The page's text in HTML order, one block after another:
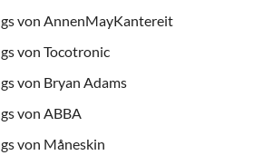
von AnnenMayKantereit
von Tocotronic
von Bryan Adams
von ABBA
von Måneskin